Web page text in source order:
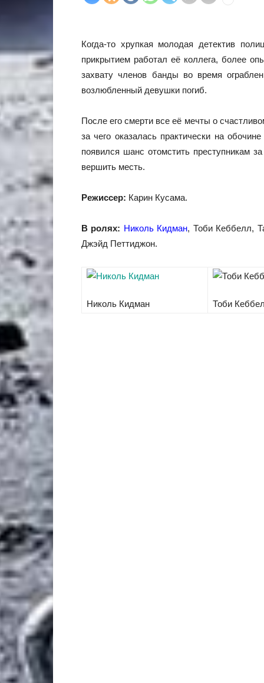
Когда-то хрупкая молодая детектив
прикрытием работал её коллега, более
захвату членов банды во время
возлюбленный девушки погиб.
После его смерти все её мечты о
за чего оказалась практически на
появился шанс отомстить преступникам
вершить месть.
Режиссер: Карин Кусама.
В ролях: Николь Кидман, Тоби Кеббелл,
Джэйд Петтиджон.
Николь Кидман Тоби